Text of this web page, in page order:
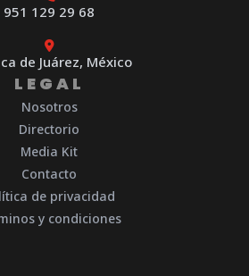
951 129 29 68
de Juárez, México
LEGAL
Nosotros
Directorio
Media Kit
Contacto
de privacidad
y condiciones